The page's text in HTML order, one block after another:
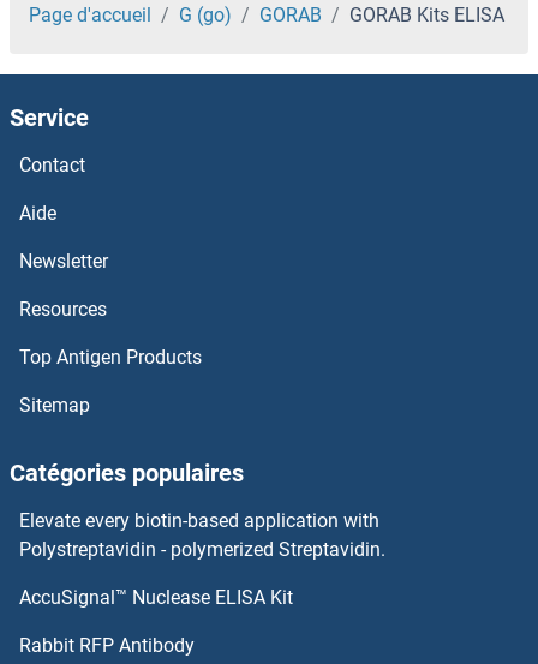
GNPAT Kits ELISA
GNMT Kits ELISA
GNLY Kits ELISA
GNL2 Kits ELISA
GNL1 Kits ELISA
GNGT1 Kits ELISA
GNB3 Kits ELISA
GNAS Kits ELISA
GNAL Kits ELISA
Page d'accueil G (go) GORAB GORAB Kits ELISA
Service
Contact
Aide
Newsletter
Resources
Top Antigen Products
Sitemap
Catégories populaires
Elevate every biotin-based application with
Polystreptavidin - polymerized Streptavidin.
AccuSignal™ Nuclease ELISA Kit
Rabbit RFP Antibody